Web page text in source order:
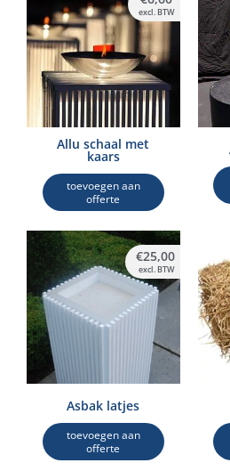
Allu schaal met
kaars
toevoegen aan
offerte
excl. BTW
Asbak latjes
toevoegen aan
offerte
€25,00
excl. BTW